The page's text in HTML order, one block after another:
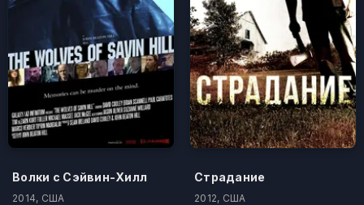
Волки с Сэйвин-Хилл
2014, США
Страдание
2012, США